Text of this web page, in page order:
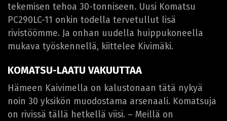
tekemisen tehoa 30-tonniseen. Uusi Komatsu
PC290LC-11 onkin todella tervetullut lisä
rivistöömme. Ja onhan uudella huippukoneella
mukava työskennellä, kiittelee Kivimäki.
KOMATSU-LAATU VAKUUTTAA
Hämeen Kaivimella on kalustonaan tätä nykyä
noin 30 yksikön muodostama arsenaali. Komatsuja
on rivissä tällä hetkellä viisi. – Meillä on